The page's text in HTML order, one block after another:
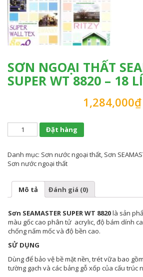
SƠN NGOẠI THẤT
SUPER WT 8820 – 18
1,284,000₫
Đặt hàng
Danh mục: Sơn nước ngoại thất, Sơn
Sơn nước ngoại thất
Mô tả Đánh giá (0)
Sơn SEAMASTER SUPER WT 8820là sản
màu gốc cao phân tử acrylic, độ bám dính
chống nấm mốc và độ bền cao.
SỬ DỤNG
Dùng để bảo vệ bề mặt nền, trét vữa bao
tường gạch và các bảng gỗ xốp của cấu trúc